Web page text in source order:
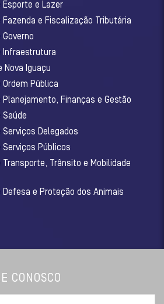
Esporte e Lazer
e Fiscalização Tributária
Infraestrutura
Nova Iguaçu
Pública
Finanças e Gestão
Delegados
Públicos
Trânsito e Mobilidade
e Proteção dos Animais
CONOSCO